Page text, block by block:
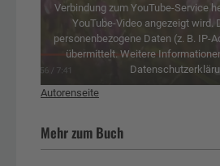
Verbindung zum YouTube-Service
YouTube-Video angezeigt wird.
personenbezogene Daten (z. B. IP-
übermittelt. Weitere
Autorenseite
Mehr zum Buch